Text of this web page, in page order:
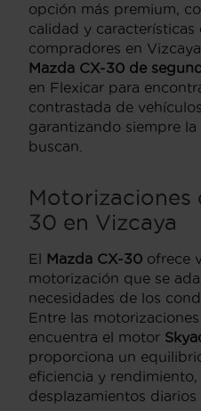
opción más premium,
calidad y características
compradores en
Mazda CX-30 de
en Flexicar para
contrastada de
garantizando siempre
buscan.
Motorizaciones
30 en Vizcaya
El Mazda CX-30 ofrece
motorización que se
necesidades de los
Entre las
encuentra el motor
proporciona un
eficiencia y
desplazamientos diarios